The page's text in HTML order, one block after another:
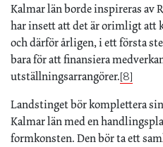
Kalmar län borde inspireras av
har insett att det är orimligt att
och därför årligen, i ett första
bara för att finansiera
utställningsarrangörer.[8]
Landstinget bör komplettera
Kalmar län med en
formkonsten. Den bör ta ett